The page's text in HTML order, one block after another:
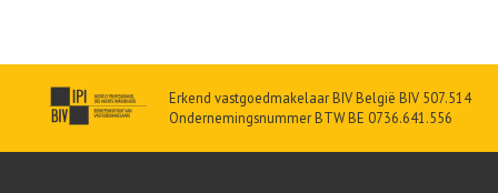
Erkend vastgoedmakelaar BIV België BIV 507.514
Ondernemingsnummer BTW BE 0736.641.556